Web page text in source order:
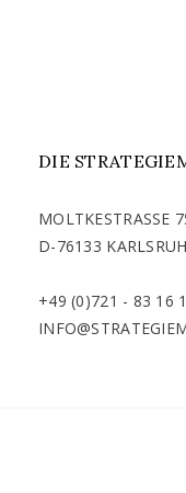
DIE
MOLTKESTRASSE
D-76133
+49 (0)721 - 83 16